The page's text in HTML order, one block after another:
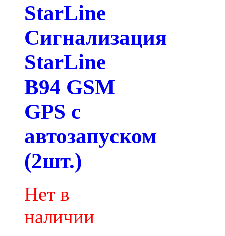
StarLine
Сигнализация
StarLine
B94 GSM
GPS с
автозапуском
(2шт.)
Нет в
наличии